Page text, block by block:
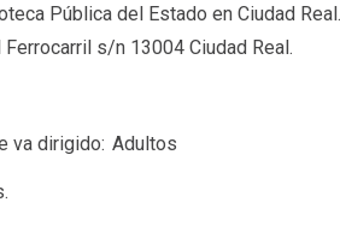
Pública del Estado en Ciudad
s/n 13004 Ciudad Real.
va dirigido Adultos